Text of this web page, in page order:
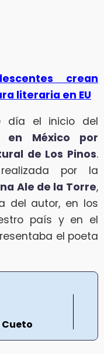
crean
literaria en EU
día el inicio del
en México por
de Los Pinos.
por la
Ale de la Torre,
del autor, en los
país y en el
el poeta